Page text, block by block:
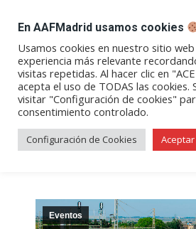
Abrir
en
una
Archivos de
histórico
Eventos
En AAFMadrid usamos cookies
Usamos cookies en nuestro sitio
experiencia más relevante
visitas repetidas. Al hacer clic en
acepta el uso de TODAS las cookies.
visitar "Configuración de cookies"
consentimiento controlado.
Configuración de Cookies